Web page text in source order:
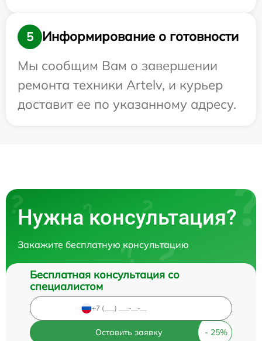
5
Информирование о готовности
Мы сообщим Вам о завершении
ремонта техники Artelv, и курьер
доставит ее по указанному адресу.
Нужна консультация?
Закажите бесплатную консультацию
Бесплатная консультация со
специалистом
Оставить заявку